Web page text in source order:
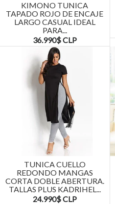
KIMONO TUNICA
TAPADO ROJO DE ENCAJE
LARGO CASUAL IDEAL
PARA...
36.990$ CLP
TUNICA CUELLO
REDONDO MANGAS
CORTA DOBLE ABERTURA.
TALLAS PLUS KADRIHEL...
24.990$ CLP